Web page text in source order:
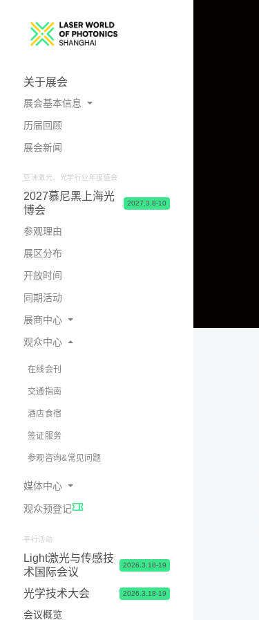
关于展会
展会基本信息
展会概况
照片与视频
历届回顾
展会新闻
亚洲激光、光学行业年度盛会
2027慕尼黑上海光
博会
2027.3.8-10
参观理由
展区分布
开放时间
同期活动
展商中心
为何参展
预定展位
展商中心 & 参展申请常见问题
展台 & 市场推广服务
物流&签证服务
联系我们
观众中心
在线会刊
交通指南
酒店食宿
签证服务
参观咨询&常见问题
媒体中心
展会新闻
照片与视频
合作媒体
媒体联络
观众预登记
平行活动
Light激光与传感技
术国际会议
2026.3.18-19
光学技术大会 2026.3.18-19
会议概览